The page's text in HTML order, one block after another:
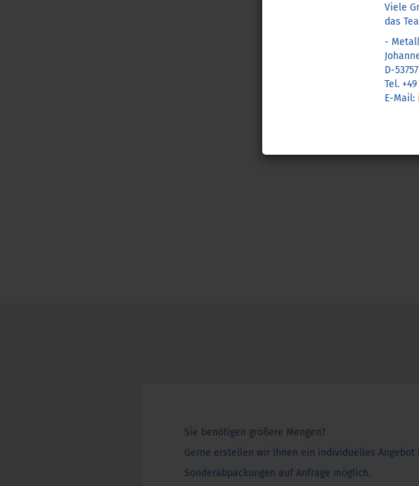
Viele
das
-
D-
Tel.
E-Mail:
Sie benötigen größere Mengen?
Gerne erstellen wir Ihnen ein individuelles
Sonderabpackungen auf Anfrage möglich.